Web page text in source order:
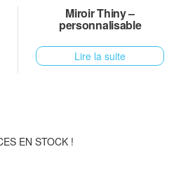
Miroir Thiny –
personnalisable
Lire la suite